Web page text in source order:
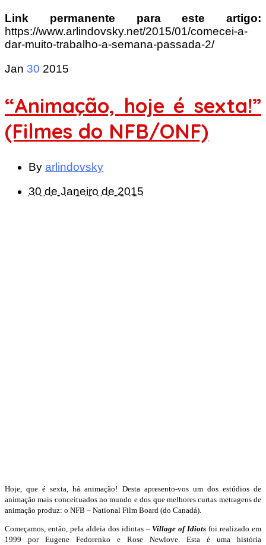
Link permanente para este artigo:
https://www.arlindovsky.net/2015/01/comecei-a-
dar-muito-trabalho-a-semana-passada-2/
Jan 30 2015
“Animação, hoje é sexta!”
(Filmes do NFB/ONF)
By arlindovsky
30 de Janeiro de 2015
Hoje, que é sexta, há animação! Desta apresento-vos um dos estúdios de
animação mais conceituados no mundo e dos que melhores curtas metragens de
animação produz: o NFB – National Film Board (do Canadá).
Começamos, então, pela aldeia dos idiotas –Village of Idiots foi realizado em
1999 por Eugene Fedorenko e Rose Newlove. Esta é uma história